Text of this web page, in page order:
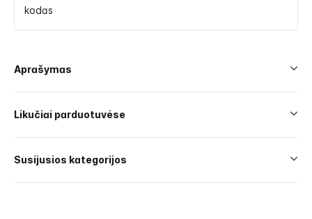
kodas
Aprašymas
Likučiai parduotuvėse
Susijusios kategorijos